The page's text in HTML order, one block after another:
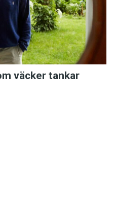
väcker tankar